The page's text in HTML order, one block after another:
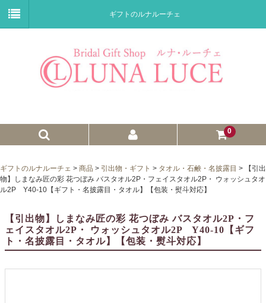
ギフトのルナルーチェ
0
プチギフト
子育て卒業証書
ギフトのルナルーチェ > 商品 > 引出物・ギフト > タオル・石鹸・名披露目 >
【引出
物】しまなみ匠の彩 花つぼみ バスタオル2P・フェイスタオル2P・ ウォッシュタオ
ル2P Y40-10【ギフト・名披露目・タオル】【包装・熨斗対応】
【引出物】しまなみ匠の彩 花つぼみ バスタオル2P・フ
ェイスタオル2P・ ウォッシュタオル2P Y40-10【ギフ
ト・名披露目・タオル】【包装・熨斗対応】